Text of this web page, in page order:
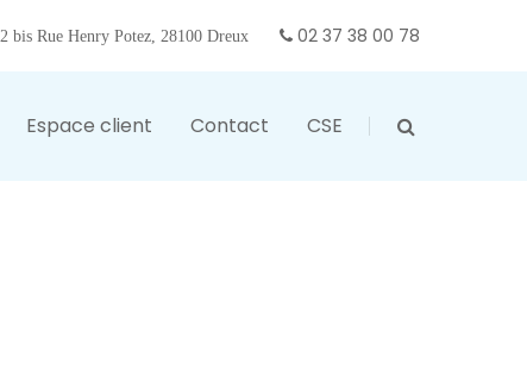
2 bis Rue Henry Potez, 28100 Dreux 02 37 38 00 78
Espace client Contact CSE